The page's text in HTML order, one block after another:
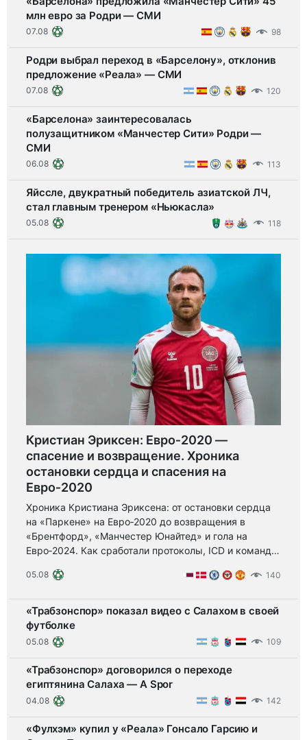
млн евро за Родри — СМИ
07.08 98
Родри выбрал переход в «Барселону», отклонив
предложение «Реала» — СМИ
07.08 120
«Барселона» заинтересовалась
полузащитником «Манчестер Сити» Родри —
СМИ
06.08 113
Яйссле, двукратный победитель азиатской ЛЧ,
стал главным тренером «Ньюкасла»
05.08 118
Кристиан Эриксен: Евро‑2020 —
спасение и возвращение. Хроника
остановки сердца и спасения на
Евро‑2020
Хроника Кристиана Эриксена: от остановки сердца
на «Паркене» на Евро‑2020 до возвращения в
«Брентфорд», «Манчестер Юнайтед» и гола на
Евро‑2024. Как сработали протоколы, ICD и команда
05.08 140
«Трабзонспор» показал видео с Салахом в своей
футболке
05.08 109
«Трабзонспор» договорился о переходе
египтянина Салаха — A Spor
04.08 142
«Фулхэм» купил у «Реала» Гонсало Гарсию и